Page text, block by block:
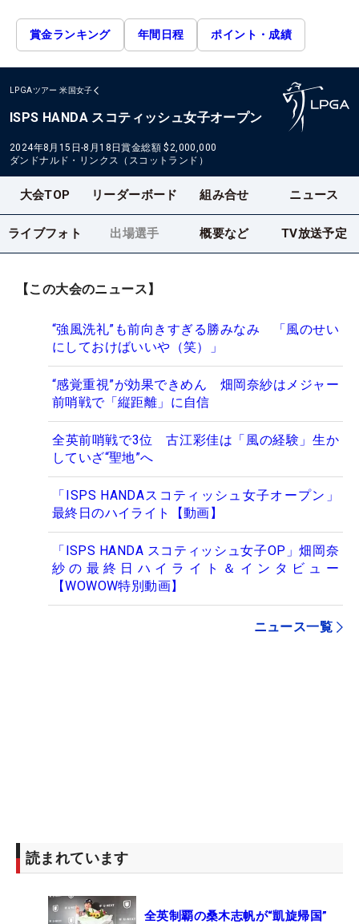
賞金ランキング 年間日程 ポイント・成績
LPGAツアー 米国女子
ISPS HANDA スコティッシュ女子オープン
2024年8月15日-8月18日賞金総額 $2,000,000
ダンドナルド・リンクス（スコットランド）
大会TOP リーダーボード 組み合せ ニュース
ライブフォト 出場選手 概要など TV放送予定
【この大会のニュース】
“強風洗礼”も前向きすぎる勝みなみ 「風のせい
にしておけばいいや（笑）」
“感覚重視”が効果できめん 畑岡奈紗はメジャー
前哨戦で「縦距離」に自信
全英前哨戦で3位 古江彩佳は「風の経験」生か
していざ“聖地”へ
「ISPS HANDAスコティッシュ女子オープン」
最終日のハイライト【動画】
「ISPS HANDA スコティッシュ女子OP」畑岡奈
紗の最終日ハイライト＆インタビュー
【WOWOW特別動画】
ニュース一覧
読まれています
全英制覇の桑木志帆が“凱旋帰国”